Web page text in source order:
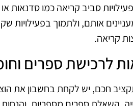
סביב קריאה כמו
אותם, ולתמוך בפעילויות
קריאה.
לרכישת ספרים
חכם, יש לקחת בחשבון את